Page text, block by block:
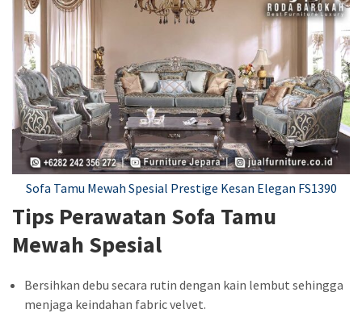
Sofa Tamu Mewah Spesial Prestige Kesan Elegan FS1390
Tips Perawatan Sofa Tamu
Mewah Spesial
Bersihkan debu secara rutin dengan kain lembut sehingga
menjaga keindahan fabric velvet.